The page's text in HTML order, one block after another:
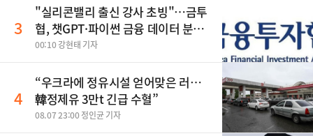
3
"실리콘밸리 출신 강사 초빙"…금투
협, 챗GPT·파이썬 금융 데이터 분석
과정 개설
00:10 강현태 기자
4
“우크라에 정유시설 얻어맞은 러…
韓정제유 3만t 긴급 수혈”
08.07 23:00 정인균 기자